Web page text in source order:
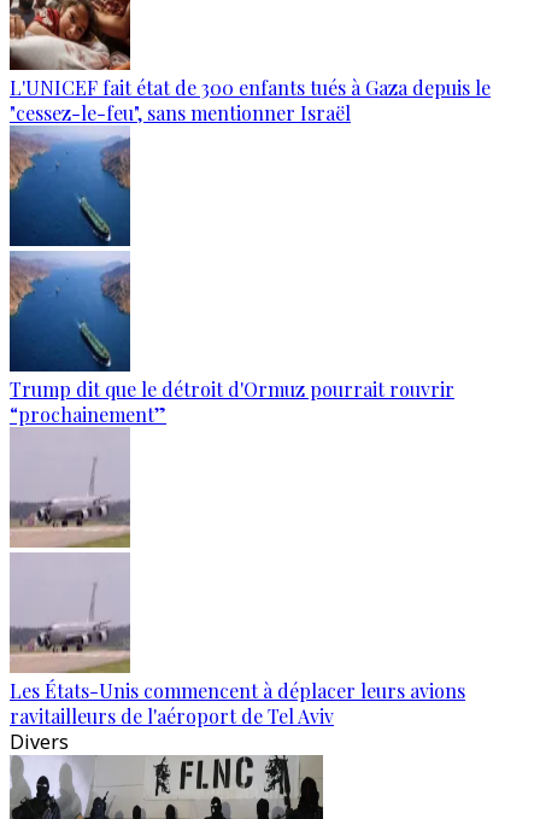
L'UNICEF fait état de 300 enfants tués à Gaza depuis le
"cessez-le-feu", sans mentionner Israël
Trump dit que le détroit d'Ormuz pourrait rouvrir
“prochainement”
Les États-Unis commencent à déplacer leurs avions
ravitailleurs de l'aéroport de Tel Aviv
Divers